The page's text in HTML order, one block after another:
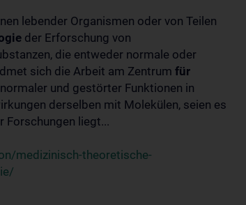
lebender Organismen oder von Teilen
der Erforschung von
die entweder normale oder
sich die Arbeit am Zentrum für
und gestörter Funktionen in
derselben mit Molekülen, seien es
Forschungen liegt...
medizinisch-theoretische-